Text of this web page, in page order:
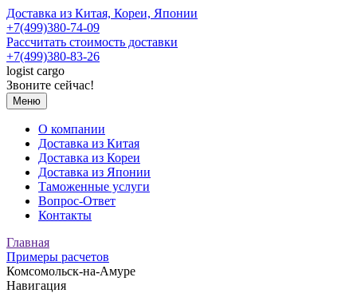
Доставка из Китая, Кореи, Японии
+7(499)380-74-09
Рассчитать стоимость доставки
+7(499)380-83-26
logist cargo
Звоните сейчас!
Меню
О компании
Доставка из Китая
Доставка из Кореи
Доставка из Японии
Таможенные услуги
Вопрос-Ответ
Контакты
Главная
Примеры расчетов
Комсомольск-на-Амуре
Навигация